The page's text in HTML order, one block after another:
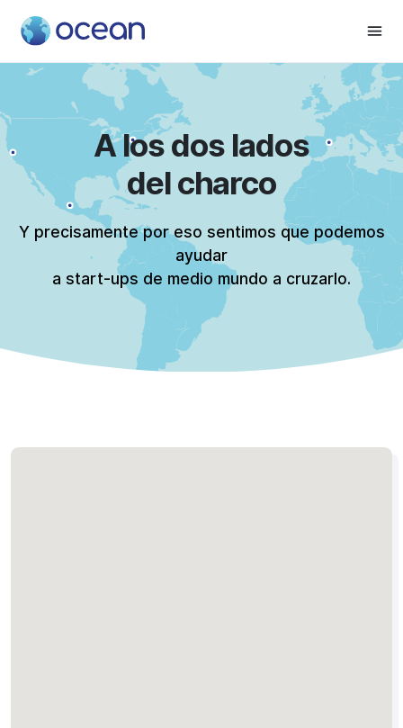
Home
A los dos lados
del charco
Y precisamente por eso sentimos que podemos
ayudar
a start-ups de medio mundo a cruzarlo.